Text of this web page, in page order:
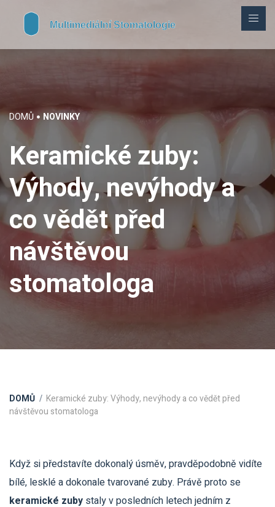
DOMŮ NOVINKY
Keramické zuby:
Výhody, nevýhody a
co vědět před
návštěvou
stomatologa
DOMŮ
Keramické zuby: Výhody, nevýhody a co vědět před
návštěvou stomatologa
Když si představíte dokonalý úsměv, pravděpodobně vidíte
bílé, lesklé a dokonale tvarované zuby. Právě proto se
keramické zuby staly v posledních letech jedním z